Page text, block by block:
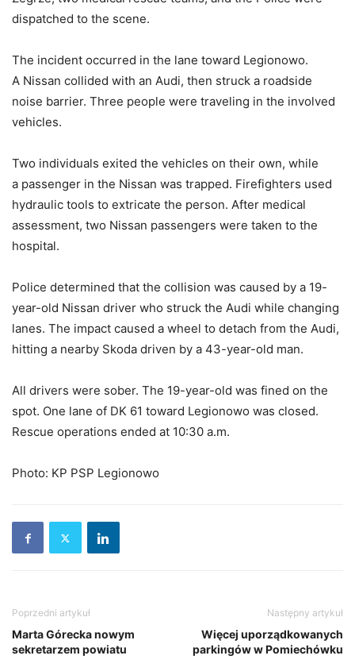
dispatched to the scene.
The incident occurred in the lane toward Legionowo.
A Nissan collided with an Audi, then struck a roadside
noise barrier. Three people were traveling in the involved
vehicles.
Two individuals exited the vehicles on their own, while
a passenger in the Nissan was trapped. Firefighters used
hydraulic tools to extricate the person. After medical
assessment, two Nissan passengers were taken to the
hospital.
Police determined that the collision was caused by a 19-
year-old Nissan driver who struck the Audi while changing
lanes. The impact caused a wheel to detach from the Audi,
hitting a nearby Skoda driven by a 43-year-old man.
All drivers were sober. The 19-year-old was fined on the
spot. One lane of DK 61 toward Legionowo was closed.
Rescue operations ended at 10:30 a.m.
Photo: KP PSP Legionowo
Poprzedni artykuł
Marta Górecka nowym
sekretarzem powiatu
Następny artykuł
Więcej uporządkowanych
parkingów w Pomiechówku